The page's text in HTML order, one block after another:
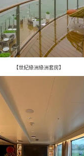
【世紀綠洲綠洲套房】